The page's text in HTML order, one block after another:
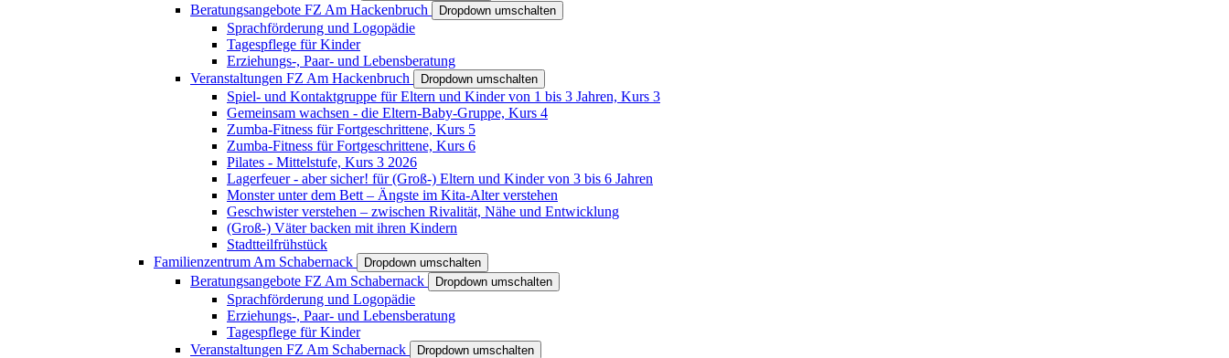
Beratungsangebote FZ Am Hackenbruch Dropdown umschalten
Sprachförderung und Logopädie
Tagespflege für Kinder
Erziehungs-, Paar- und Lebensberatung
Veranstaltungen FZ Am Hackenbruch
Dropdown umschalten
Spiel- und Kontaktgruppe für Eltern und Kinder von 1 bis 3 Jahren, Kurs 3
Gemeinsam wachsen - die Eltern-Baby-Gruppe, Kurs 4
Zumba-Fitness für Fortgeschrittene, Kurs 5
Zumba-Fitness für Fortgeschrittene, Kurs 6
Pilates - Mittelstufe, Kurs 3 2026
Lagerfeuer - aber sicher! für (Groß-) Eltern und Kinder von 3 bis 6 Jahren
Monster unter dem Bett – Ängste im Kita-Alter verstehen
Geschwister verstehen – zwischen Rivalität, Nähe und Entwicklung
(Groß-) Väter backen mit ihren Kindern
Stadtteilfrühstück
Familienzentrum Am Schabernack
Dropdown umschalten
Beratungsangebote FZ Am Schabernack Dropdown umschalten
Sprachförderung und Logopädie
Erziehungs-, Paar- und Lebensberatung
Tagespflege für Kinder
Veranstaltungen FZ Am Schabernack
Dropdown umschalten